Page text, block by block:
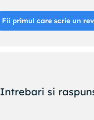
Fii primul care scrie un
Intrebari si